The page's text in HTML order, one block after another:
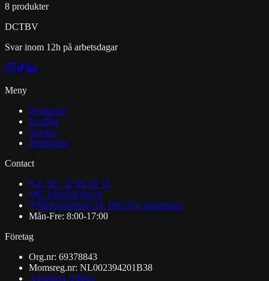
8 produkter
DCTBV
Svar inom 12h på arbetsdagar
Meny
Produkter
Kvalitet
Service
Jämförelse
Contact
T: 06 - 10 86 16 16
E: info@dctbv.nl
Mercuriusweg 28, 6971GV Brummen
Mån-Fre: 8:00-17:00
Företag
Org.nr: 69378843
Momsreg.nr: NL002394201B38
Allmänna Villkor